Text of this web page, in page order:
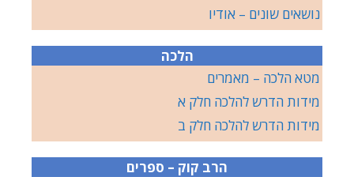
נושאים שונים – אודיו
הלכה
מטא הלכה – מאמרים
מידות הדרש להלכה חלק א
מידות הדרש להלכה חלק ב
הרב קוק – ספרים